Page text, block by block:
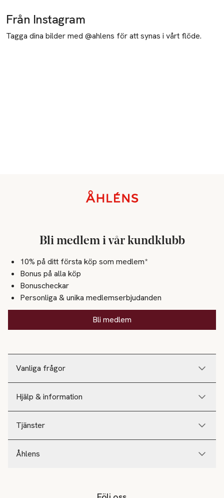
Från Instagram
Tagga dina bilder med @ahlens för att synas i vårt flöde.
Vanliga frågor
Hjälp & information
Tjänster
Åhlens
Bli medlem i vår kundklubb
10% på ditt första köp som medlem*
Bonus på alla köp
Bonuscheckar
Personliga & unika medlemserbjudanden
Bli medlem